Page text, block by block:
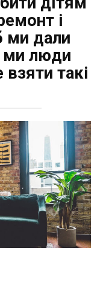
і
ми дали
ми люди
такі